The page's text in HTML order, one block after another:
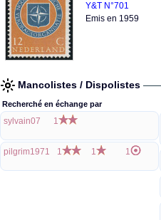
Y&T N°701
Emis en 1959
Mancolistes / Dispolistes
Recherché en échange par
sylvain07 1
pilgrim1971 1 1 1